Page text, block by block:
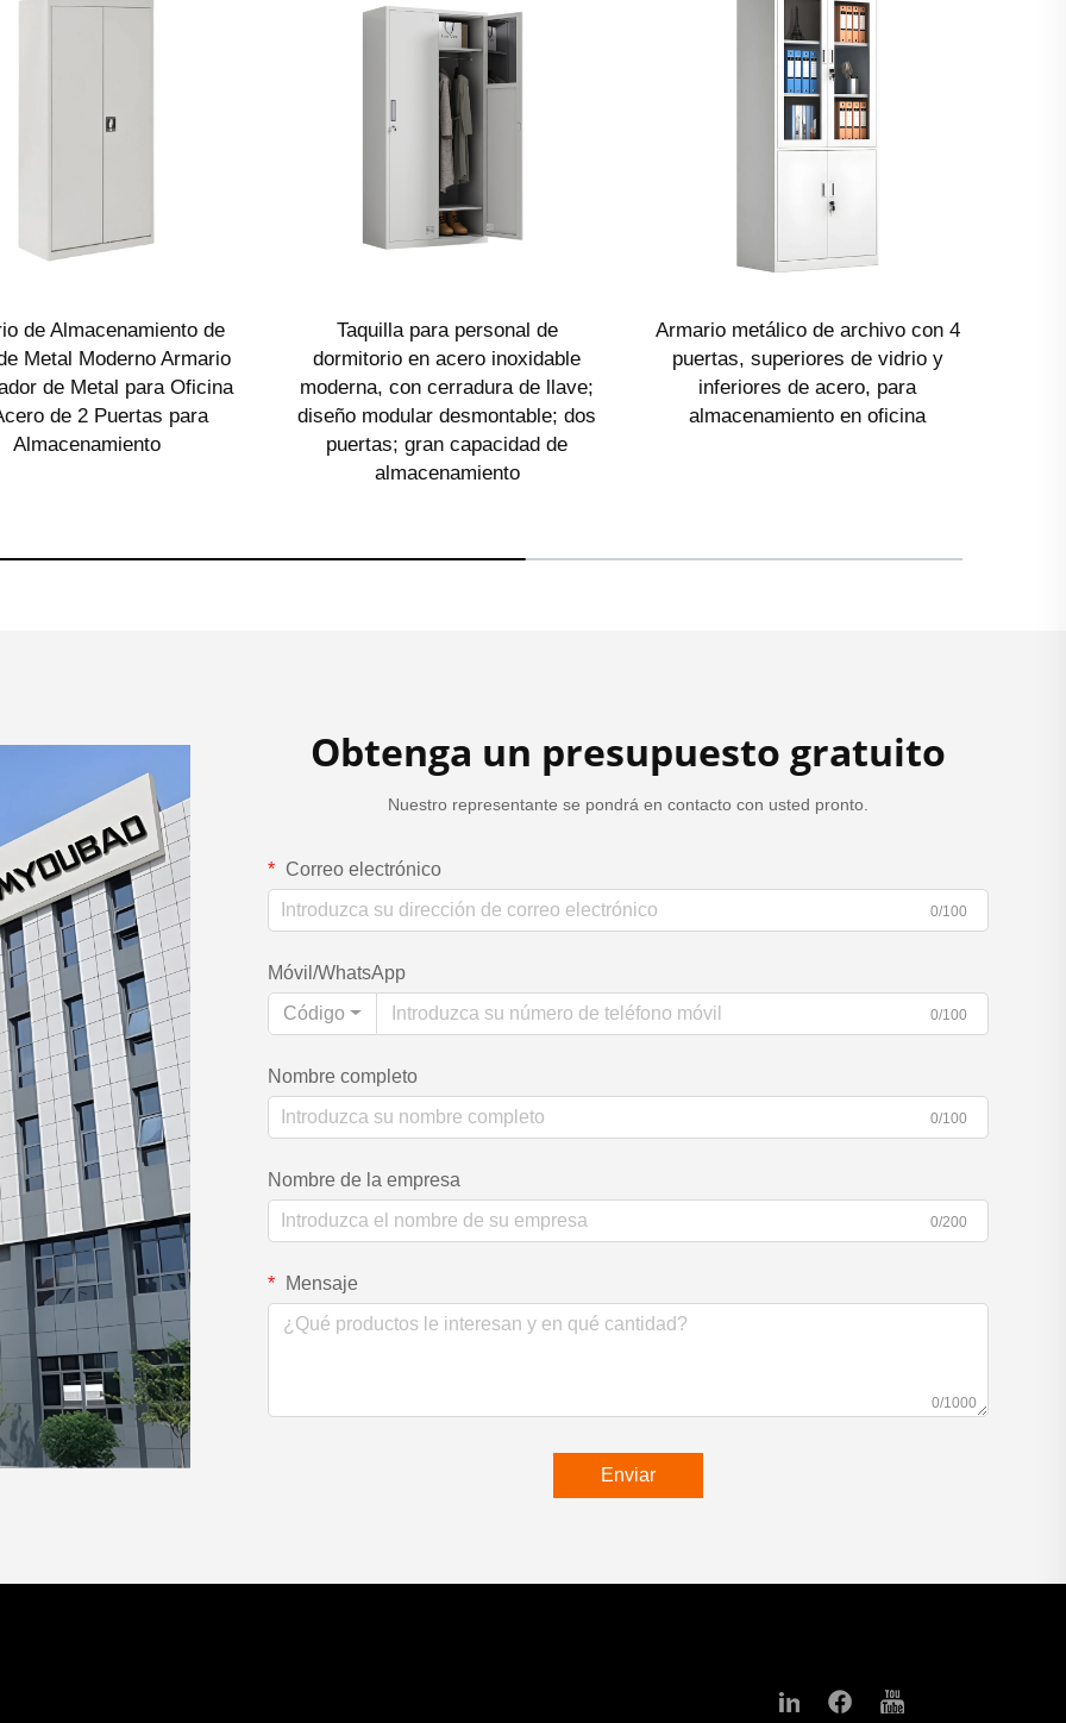
de Almacenamiento de
Metal Moderno Armario
de Metal para Oficina
de 2 Puertas para
Almacenamiento
Taquilla para personal de
dormitorio en acero inoxidable
moderna, con cerradura de llave;
diseño modular desmontable; dos
puertas; gran capacidad de
almacenamiento
Armario metálico de archivo con 4
puertas, superiores de vidrio y
inferiores de acero, para
almacenamiento en oficina
Obtenga un presupuesto gratuito
Nuestro representante se pondrá en contacto con usted pronto.
Correo electrónico
0/100
Móvil/WhatsApp
Código
0/100
Nombre completo
0/100
Nombre de la empresa
0/200
Mensaje
0/1000
Enviar